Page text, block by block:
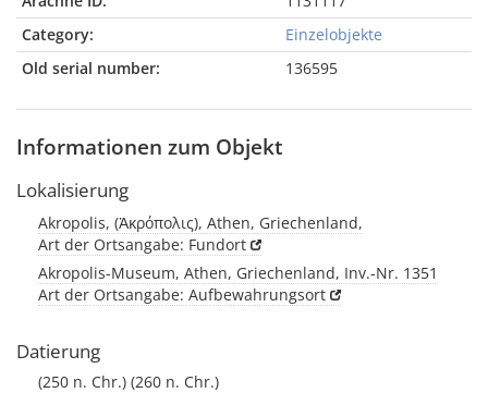
Category:
Einzelobjekte
Old serial number:
136595
Informationen zum Objekt
Lokalisierung
Akropolis, (Ἀκρόπολις), Athen, Griechenland,
Art der Ortsangabe: Fundort
Akropolis-Museum, Athen, Griechenland, Inv.-Nr. 1351
Art der Ortsangabe: Aufbewahrungsort
Datierung
(250 n. Chr.) (260 n. Chr.)